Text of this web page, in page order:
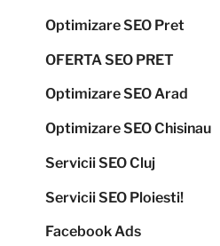
Optimizare SEO Pret
OFERTA SEO PRET
Optimizare SEO Arad
Optimizare SEO Chisinau
Servicii SEO Cluj
Servicii SEO Ploiesti!
Facebook Ads